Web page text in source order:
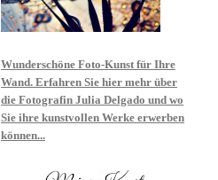
Wunderschöne Foto-Kunst für Ihre
Wand. Erfahren Sie hier mehr über
die Fotografin Julia Delgado und wo
Sie ihre kunstvollen Werke erwerben
können...